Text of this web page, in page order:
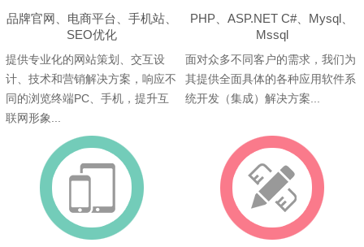
品牌官网、电商平台、手机站、
SEO优化
提供专业化的网站策划、交互设
计、技术和营销解决方案，响应不
同的浏览终端PC、手机，提升互
联网形象...
PHP、ASP.NET C#、Mysql、
Mssql
面对众多不同客户的需求，我们为
其提供全面具体的各种应用软件系
统开发（集成）解决方案...